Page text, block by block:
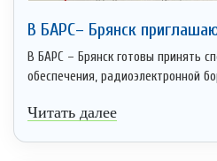
В БАРС– Брянcк
В БАРС – Брянск готовы принять
обеспечения, радиоэлектронной
Читать далее